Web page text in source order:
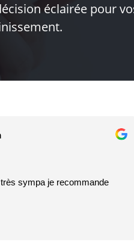
éclairée pour
sympa je recommande